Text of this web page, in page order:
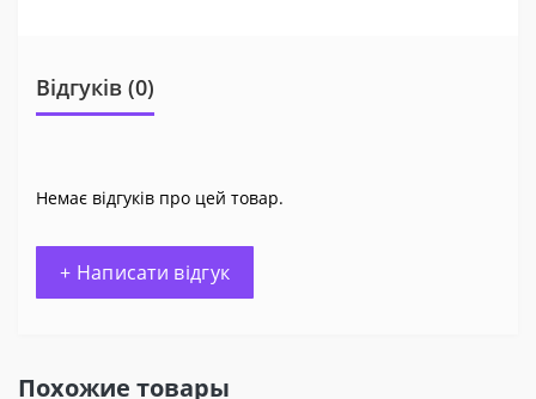
Відгуків (0)
Немає відгуків про цей товар.
+ Написати відгук
Похожие товары